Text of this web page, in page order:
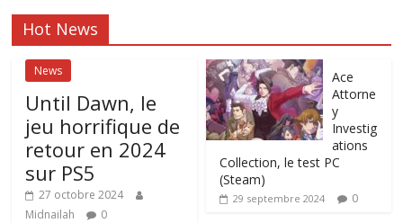
Hot News
News
Until Dawn, le
jeu horrifique de
retour en 2024
sur PS5
27 octobre 2024
Midnailah
0
Ace
Attorne
y
Investig
ations
Collection, le test PC
(Steam)
29 septembre 2024 0